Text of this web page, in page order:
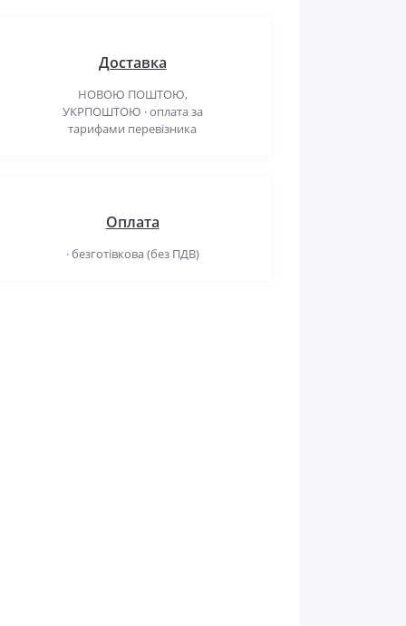
Доставка
НОВОЮ ПОШТОЮ,
УКРПОШТОЮ · оплата за
тарифами перевізника
Оплата
· безготівкова (без ПДВ)